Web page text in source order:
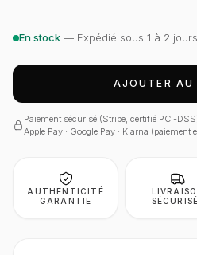
En stock — Expédié sous 1 à 2
AJOUTER AU
Paiement sécurisé (Stripe, certifié PCI-
Apple Pay · Google Pay · Klarna
AUTHENTICITÉ
GARANTIE